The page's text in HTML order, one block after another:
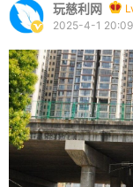
玩慈利网
2025-4-1 20:09